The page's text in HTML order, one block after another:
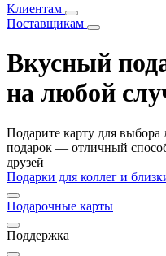
Клиентам
Поставщикам
Вкусный
на любой
Подарите карту для
подарок — отличный
друзей
Подарки для коллег и
Подарочные карты
Поддержка